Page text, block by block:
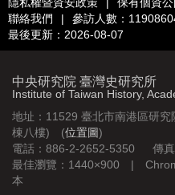
聯絡我們
| 參訪人數：
最後更新：2026-08-07
中央研究院 臺灣史研究所
Institute of Taiwan History,
地址：11529 臺北市南港區研
棟八樓) (位置圖)
電話：886-2-2652-5350 傳真
最佳瀏覽：1440×900 |
本